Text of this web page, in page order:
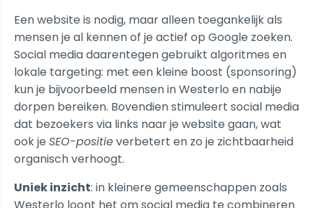
Een website is nodig, maar alleen toegankelijk als
mensen je al kennen of je actief op Google zoeken.
Social media daarentegen gebruikt algoritmes en
lokale targeting: met een kleine boost (sponsoring)
kun je bijvoorbeeld mensen in Westerlo en nabije
dorpen bereiken. Bovendien stimuleert social media
dat bezoekers via links naar je website gaan, wat
ook je SEO-positieverbetert en zo je zichtbaarheid
organisch verhoogt.
Uniek inzicht: in kleinere gemeenschappen zoals
Westerlo loont het om social media te combineren